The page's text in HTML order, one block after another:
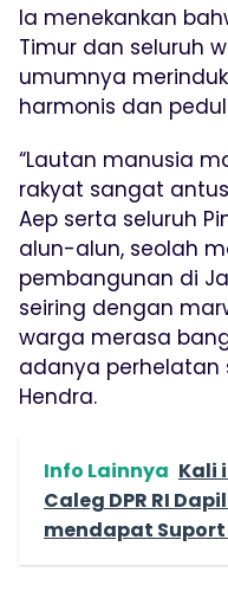
Ia menekankan
Timur dan seluruh
umumnya
harmonis dan
“Lautan manusia
rakyat sangat
Aep serta seluruh
alun-alun, seolah
pembangunan di
seiring dengan
warga merasa
adanya perhelatan
Hendra.
Info Lainnya Kali
Caleg DPR RI
mendapat